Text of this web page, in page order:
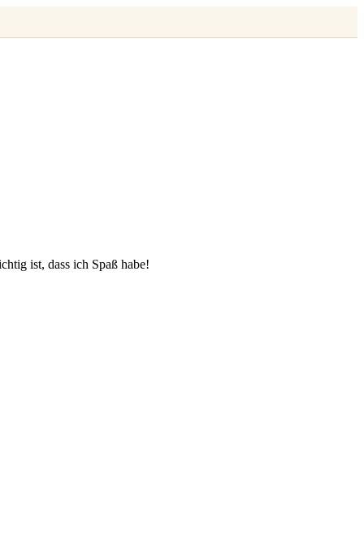
ist, dass ich Spaß habe!